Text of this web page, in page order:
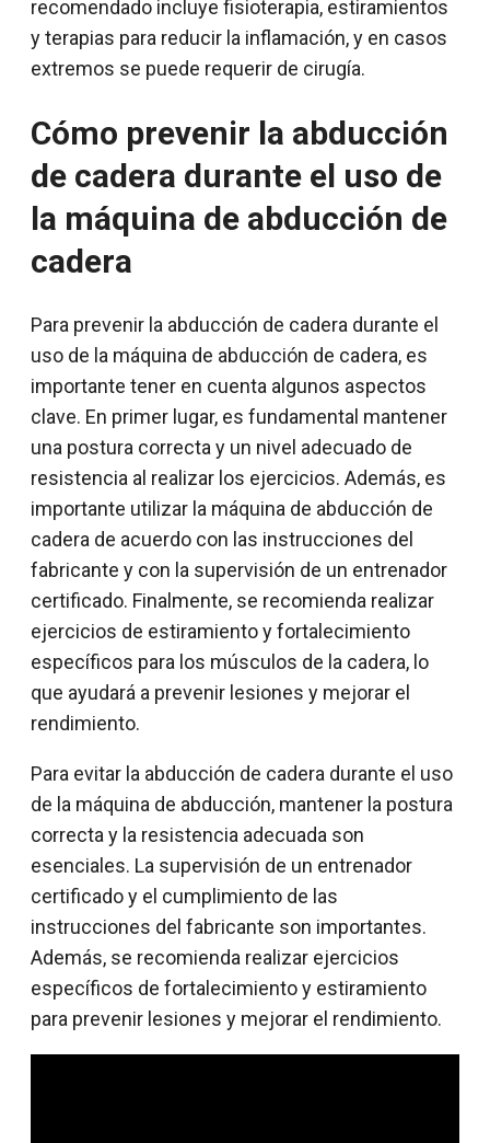
recomendado incluye fisioterapia, estiramientos
y terapias para reducir la inflamación, y en casos
extremos se puede requerir de cirugía.
Cómo prevenir la abducción
de cadera durante el uso de
la máquina de abducción de
cadera
Para prevenir la abducción de cadera durante el
uso de la máquina de abducción de cadera, es
importante tener en cuenta algunos aspectos
clave. En primer lugar, es fundamental mantener
una postura correcta y un nivel adecuado de
resistencia al realizar los ejercicios. Además, es
importante utilizar la máquina de abducción de
cadera de acuerdo con las instrucciones del
fabricante y con la supervisión de un entrenador
certificado. Finalmente, se recomienda realizar
ejercicios de estiramiento y fortalecimiento
específicos para los músculos de la cadera, lo
que ayudará a prevenir lesiones y mejorar el
rendimiento.
Para evitar la abducción de cadera durante el uso
de la máquina de abducción, mantener la postura
correcta y la resistencia adecuada son
esenciales. La supervisión de un entrenador
certificado y el cumplimiento de las
instrucciones del fabricante son importantes.
Además, se recomienda realizar ejercicios
específicos de fortalecimiento y estiramiento
para prevenir lesiones y mejorar el rendimiento.